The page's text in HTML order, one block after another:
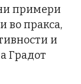
примери
во пракса,
и
Градот